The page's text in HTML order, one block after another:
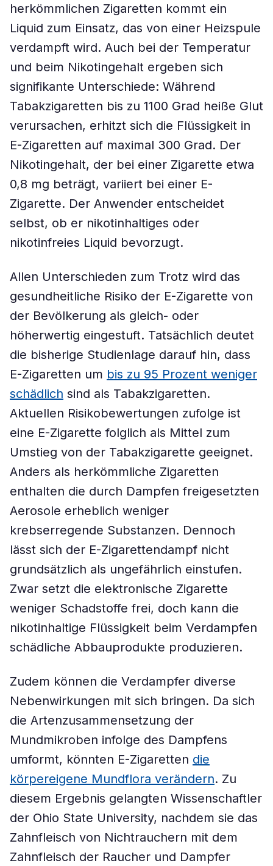
herkömmlichen Zigaretten kommt ein
Liquid zum Einsatz, das von einer Heizspule
verdampft wird. Auch bei der Temperatur
und beim Nikotingehalt ergeben sich
signifikante Unterschiede: Während
Tabakzigaretten bis zu 1100 Grad heiße Glut
verursachen, erhitzt sich die Flüssigkeit in
E-Zigaretten auf maximal 300 Grad. Der
Nikotingehalt, der bei einer Zigarette etwa
0,8 mg beträgt, variiert bei einer E-
Zigarette. Der Anwender entscheidet
selbst, ob er nikotinhaltiges oder
nikotinfreies Liquid bevorzugt.
Allen Unterschieden zum Trotz wird das
gesundheitliche Risiko der E-Zigarette von
der Bevölkerung als gleich- oder
höherwertig eingestuft. Tatsächlich deutet
die bisherige Studienlage darauf hin, dass
E-Zigaretten um bis zu 95 Prozent weniger
schädlich sind als Tabakzigaretten.
Aktuellen Risikobewertungen zufolge ist
eine E-Zigarette folglich als Mittel zum
Umstieg von der Tabakzigarette geeignet.
Anders als herkömmliche Zigaretten
enthalten die durch Dampfen freigesetzten
Aerosole erheblich weniger
krebserregende Substanzen. Dennoch
lässt sich der E-Zigarettendampf nicht
grundsätzlich als ungefährlich einstufen.
Zwar setzt die elektronische Zigarette
weniger Schadstoffe frei, doch kann die
nikotinhaltige Flüssigkeit beim Verdampfen
schädliche Abbauprodukte produzieren.
Zudem können die Verdampfer diverse
Nebenwirkungen mit sich bringen. Da sich
die Artenzusammensetzung der
Mundmikroben infolge des Dampfens
umformt, könnten E-Zigaretten die
körpereigene Mundflora verändern. Zu
diesem Ergebnis gelangten Wissenschaftler
der Ohio State University, nachdem sie das
Zahnfleisch von Nichtrauchern mit dem
Zahnfleisch der Raucher und Dampfer